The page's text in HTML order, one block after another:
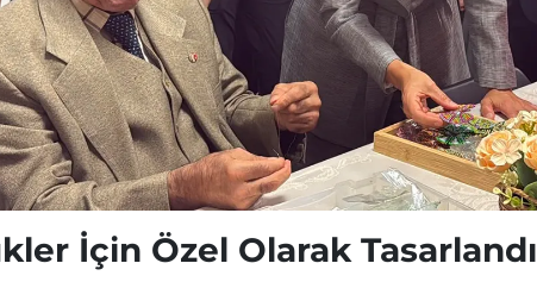
İçin Özel Olarak Tasarlandı